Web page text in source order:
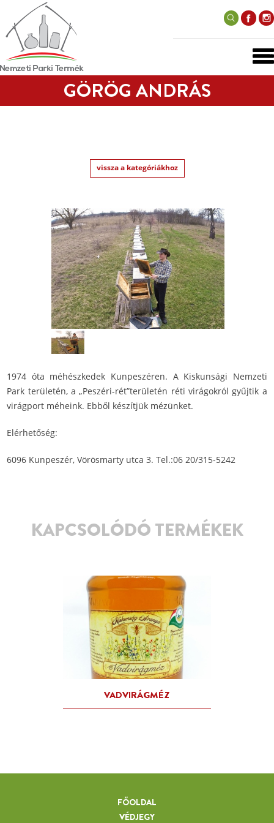
GÖRÖG ANDRÁS
vissza a kategóriákhoz
1974 óta méhészkedek Kunpeszéren. A Kiskunsági Nemzeti
Park területén, a „Peszéri-rét”területén réti virágokról gyűjtik a
virágport méheink. Ebből készítjük mézünket.
Elérhetőség:
6096 Kunpeszér, Vörösmarty utca 3. Tel.:06 20/315-5242
KAPCSOLÓDÓ TERMÉKEK
FŐOLDAL
VÉDJEGY